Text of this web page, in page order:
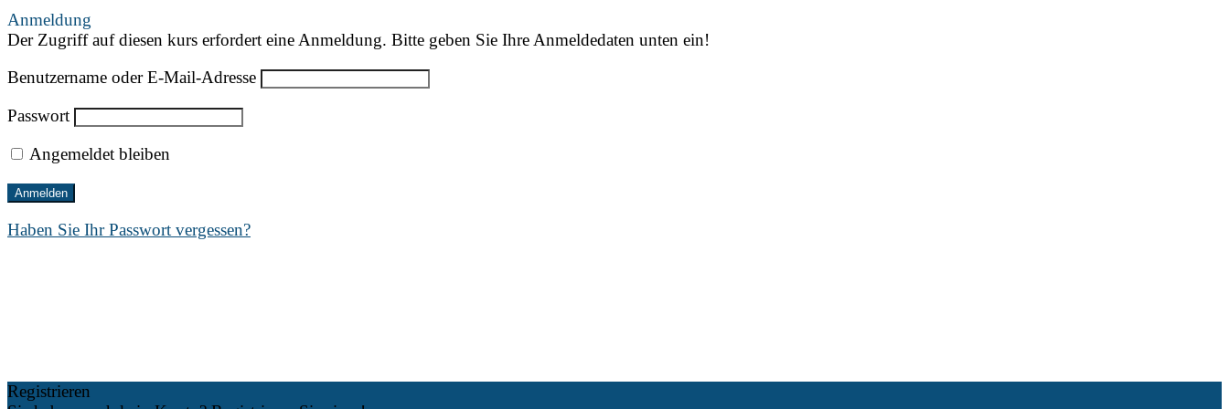
Anmeldung
Der Zugriff auf diesen kurs erfordert eine Anmeldung. Bitte geben Sie Ihre Anmeldedaten unten ein!
Benutzername oder E-Mail-Adresse
Passwort
Angemeldet bleiben
Haben Sie Ihr Passwort vergessen?
Registrieren